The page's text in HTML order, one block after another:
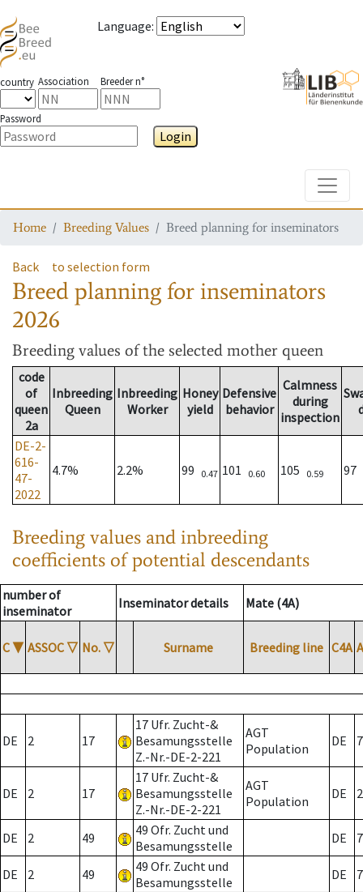
Language:
country Association Breeder n°
Password
Login
Home Breeding Values Breed planning for inseminators
Back to selection form
Breed planning for inseminators
2026
Breeding values of the selected mother queen
code
of
queen
2a
Inbreeding
Queen
Inbreeding
Worker
Honey
yield
Defensive
behavior
Calmness
during
inspection
DE-2-
616-
47-
2022
4.7% 2.2% 99 0.47 101 0.60 105 0.59 97
Breeding values and inbreeding
coefficients of potential descendants
number of
inseminator
Inseminator details Mate (4A)
C ▼ ASSOC ▽ No. ▽ Surname Breeding line C4A
DE 2 17
17 Ufr. Zucht-&
Besamungsstelle
Z.-Nr.-DE-2-221
AGT
Population
DE 7
DE 2 17
17 Ufr. Zucht-&
Besamungsstelle
Z.-Nr.-DE-2-221
AGT
Population
DE 2
DE 2 49
49 Ofr. Zucht und
Besamungsstelle
DE 7
DE 2 49
49 Ofr. Zucht und
Besamungsstelle
DE 7